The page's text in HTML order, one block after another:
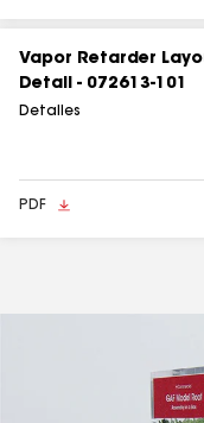
Vapor Retarder
Detail - 072613-101
Detalles
PDF